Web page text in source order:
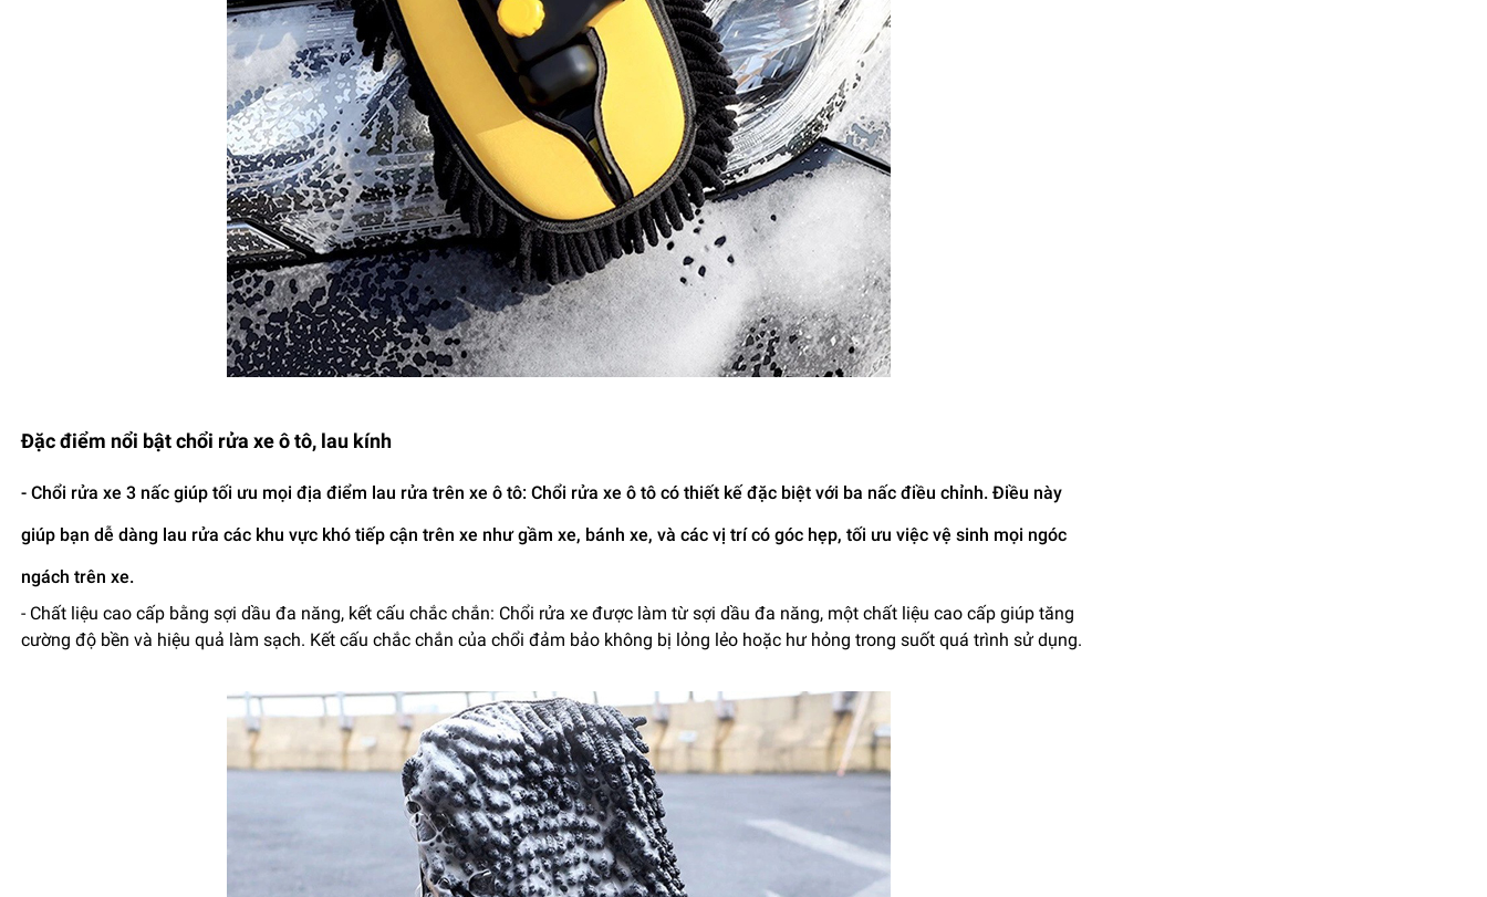
Đặc điểm nổi bật chổi rửa xe ô tô, lau kính
- Chổi rửa xe 3 nấc giúp tối ưu mọi địa điểm lau rửa trên xe ô tô: Chổi rửa xe ô tô có thiết kế đặc biệt với ba nấc điều chỉnh. Điều này
giúp bạn dễ dàng lau rửa các khu vực khó tiếp cận trên xe như gầm xe, bánh xe, và các vị trí có góc hẹp, tối ưu việc vệ sinh mọi ngóc
ngách trên xe.
- Chất liệu cao cấp bằng sợi dầu đa năng, kết cấu chắc chắn: Chổi rửa xe được làm từ sợi dầu đa năng, một chất liệu cao cấp giúp tăng
cường độ bền và hiệu quả làm sạch. Kết cấu chắc chắn của chổi đảm bảo không bị lỏng lẻo hoặc hư hỏng trong suốt quá trình sử dụng.